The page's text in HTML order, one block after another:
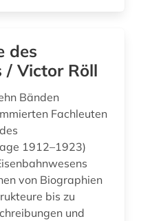
des
/ Victor Röll
Bänden
Fachleuten
1912–1923)
von Biographien
bis zu
und